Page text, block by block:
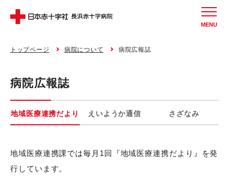
MENU
トップページ 病院について 病院広報誌
病院広報誌
地域医療連携だより えいようか通信 さざなみ
地域医療連携課では毎月1回『地域医療連携だより』を発
行しています。